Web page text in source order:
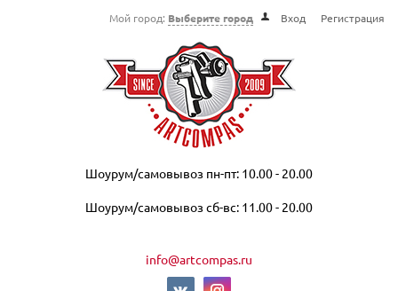
Мой город: Выберите город Вход Регистрация
Шоурум/самовывоз пн-пт: 10.00 - 20.00
Шоурум/самовывоз сб-вс: 11.00 - 20.00
info@artcompas.ru